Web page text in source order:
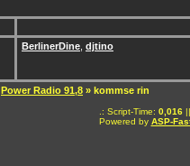
BerlinerDine djtino
Power Radio 91,8 » kommse rin
.: Script-Time: 0,016
Powered by ASP-